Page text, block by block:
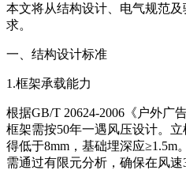
本文将从结构设计、电气规范
求。
一、结构设计标准
1.框架承载能力
根据GB/T 20624-2006《户外广
框架需按50年一遇风压设计。
得低于8mm，基础埋深应≥1.5m
需通过有限元分析，确保在风速